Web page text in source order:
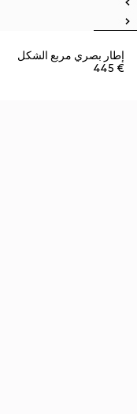
إطار بصري مربع الشكل
€ 445